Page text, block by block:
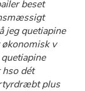
beset
jeg quetiapine
v
dét
plus